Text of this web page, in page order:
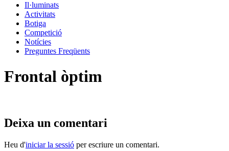
Il·luminats
Activitats
Botiga
Competició
Notícies
Preguntes Freqüents
Frontal òptim​
Deixa un comentari
Heu d'iniciar la sessió per escriure un comentari.